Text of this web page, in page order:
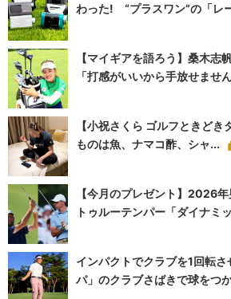
わった! “プラスワン”の「レ
【マイギアを語ろう】桑木
「打感がいいから手放せませ
【小祝さくら ゴルフときど
ものは魚、ナマコ酢、シャ...
【今月のプレゼント】2026
トゥルーテンパー「ダイナミ
インパクトでクラブを1回転
パ」のクラブさばきで球をつ